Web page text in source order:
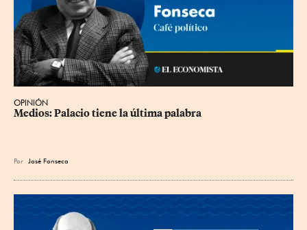
OPINIÓN
Medios: Palacio tiene la última palabra
Por José Fonseca